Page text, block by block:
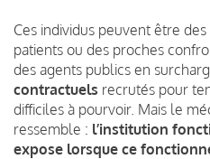
Ces individus peuvent être des
patients ou des proches
des agents publics en
contractuels recrutés pour
difficiles à pourvoir. Mais le
ressemble : l’institution
expose lorsque ce